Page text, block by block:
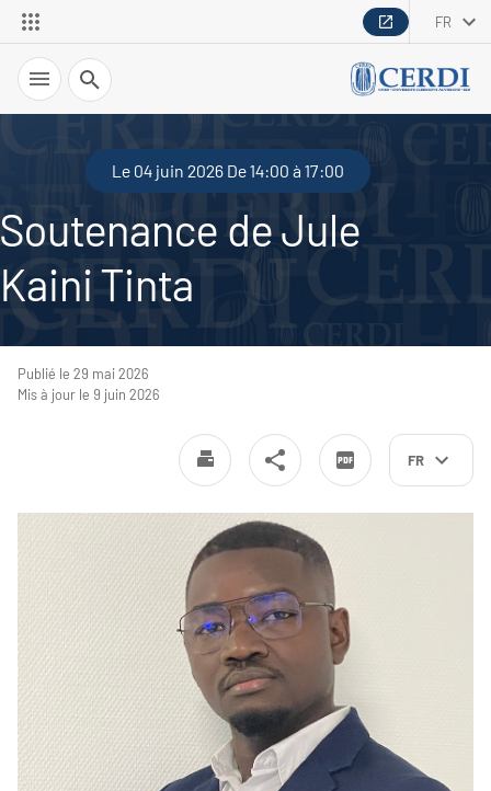
FR
Recherche
Le 04 juin 2026 De 14:00 à 17:00
Soutenance de Jule
Kaini Tinta
FR
Publié le 29 mai 2026
Mis à jour le 9 juin 2026